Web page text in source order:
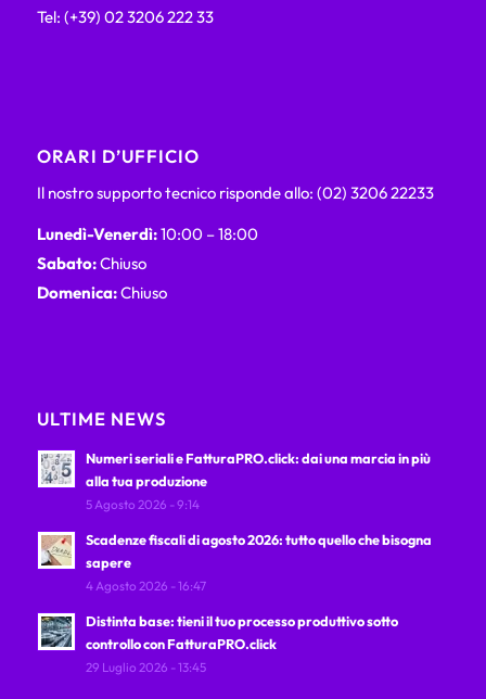
Tel: (+39) 02 3206 222 33
ORARI D’UFFICIO
Il nostro supporto tecnico risponde allo: (02) 3206 22233
Lunedì-Venerdì:10:00 – 18:00
Sabato:Chiuso
Domenica:Chiuso
ULTIME NEWS
Numeri seriali e FatturaPRO.click: dai una marcia in più
alla tua produzione
5 Agosto 2026 - 9:14
Scadenze fiscali di agosto 2026: tutto quello che bisogna
sapere
4 Agosto 2026 - 16:47
Distinta base: tieni il tuo processo produttivo sotto
controllo con FatturaPRO.click
29 Luglio 2026 - 13:45